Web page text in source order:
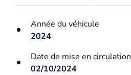
Année du véhicule
2024
Date de mise en circulation
02/10/2024